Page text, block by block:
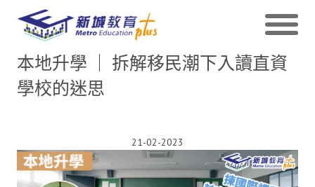
本地升學 ｜ 拆解移民潮下入讀直資
學校的迷思
21-02-2023